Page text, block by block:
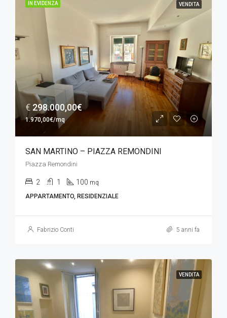
IN EVIDENZA VENDITA
€ 298.000,00€
1.970,00€/mq
SAN MARTINO – PIAZZA REMONDINI
Piazza Remondini
2 1 100 mq
APPARTAMENTO, RESIDENZIALE
Fabrizio Conti 5 anni fa
VENDITA